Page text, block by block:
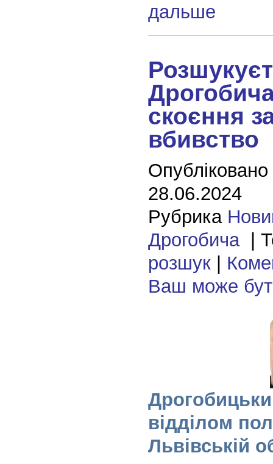
дальше
скоєння
вбивство
28.06.2024
Рубрика
Дрогобича|
розшук|
Ваш може
відділом
Львівській